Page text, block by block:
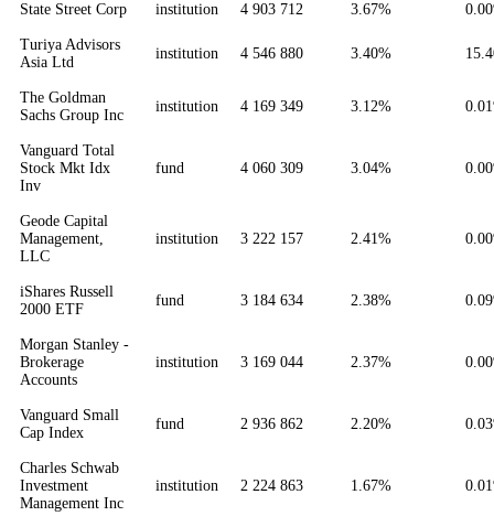
State Street Corp institution 4 903 712 3.67%
Turiya Advisors
Asia Ltd
institution 4 546 880 3.40%
The Goldman
Sachs Group Inc
institution 4 169 349 3.12%
Vanguard Total
Stock Mkt Idx
Inv
fund 4 060 309 3.04%
Geode Capital
Management,
LLC
institution 3 222 157 2.41%
iShares Russell
2000 ETF
fund 3 184 634 2.38%
Morgan Stanley -
Brokerage
Accounts
institution 3 169 044 2.37%
Vanguard Small
Cap Index
fund 2 936 862 2.20%
Charles Schwab
Investment
Management Inc
institution 2 224 863 1.67%